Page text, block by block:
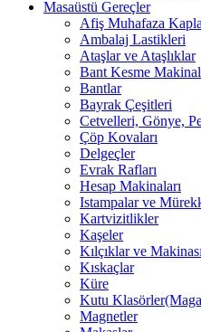
Masaüstü Gereçler
Afiş Muhafaza
Ambalaj Lastikleri
Ataşlar ve Ataşlıklar
Bant Kesme
Bantlar
Bayrak Çeşitleri
Cetvelleri, Gönye,
Çöp Kovaları
Delgeçler
Evrak Rafları
Hesap Makinaları
Istampalar ve
Kartvizitlikler
Kaşeler
Kılçıklar ve Makinası
Kıskaçlar
Küre
Kutu
Magnetler